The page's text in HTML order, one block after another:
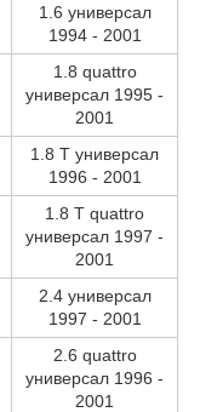
1.6 универсал
1994 - 2001
1.8 quattro
универсал 1995 -
2001
1.8 T универсал
1996 - 2001
1.8 T quattro
универсал 1997 -
2001
2.4 универсал
1997 - 2001
2.6 quattro
универсал 1996 -
2001